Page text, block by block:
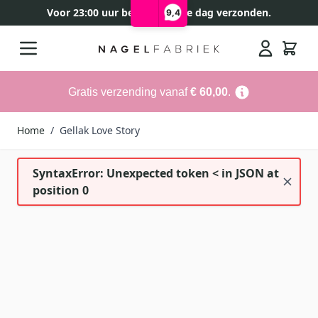
9,4
Voor 23:00 uur besteld, zelfde dag verzonden.
Gratis verzending vanaf€ 60,00.
Home / Gellak Love Story
SyntaxError: Unexpected token < in JSON at
position 0